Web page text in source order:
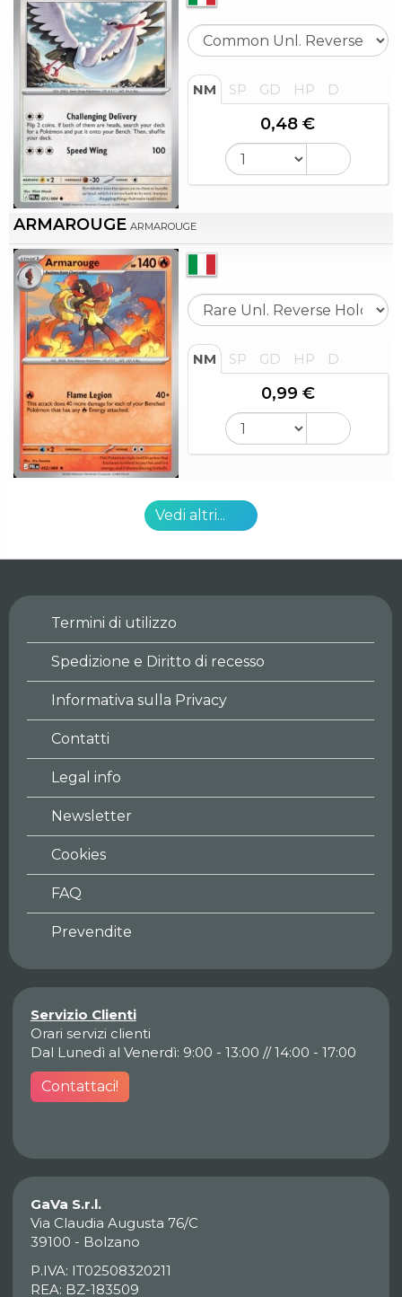
NM SP GD HP D
0,48 €
ARMAROUGE ARMAROUGE
NM SP GD HP D
0,99 €
Vedi altri...
Termini di utilizzo
Spedizione e Diritto di recesso
Informativa sulla Privacy
Contatti
Legal info
Newsletter
Cookies
FAQ
Prevendite
Servizio Clienti
Orari servizi clienti
Dal Lunedì al Venerdì: 9:00 - 13:00 // 14:00 - 17:00
Contattaci!
GaVa S.r.l.
Via Claudia Augusta 76/C
39100 - Bolzano
P.IVA: IT02508320211
REA: BZ-183509